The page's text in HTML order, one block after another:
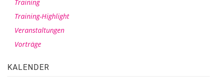
Training
Training-Highlight
Veranstaltungen
Vorträge
KALENDER